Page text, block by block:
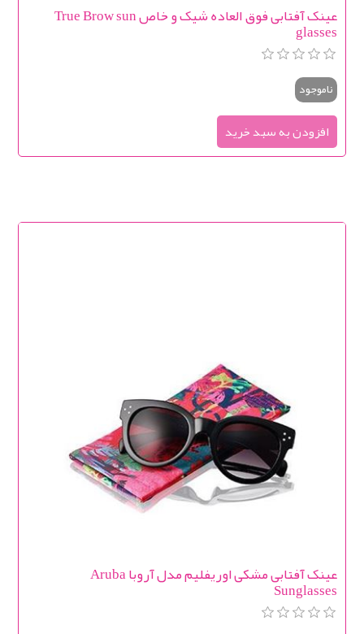
عینک آفتابی فوق العاده شیک و خاص True Brow sun
glasses
ناموجود
عینک آفتابی مشکی اوریفلیم مدل آروبا Aruba
Sunglasses